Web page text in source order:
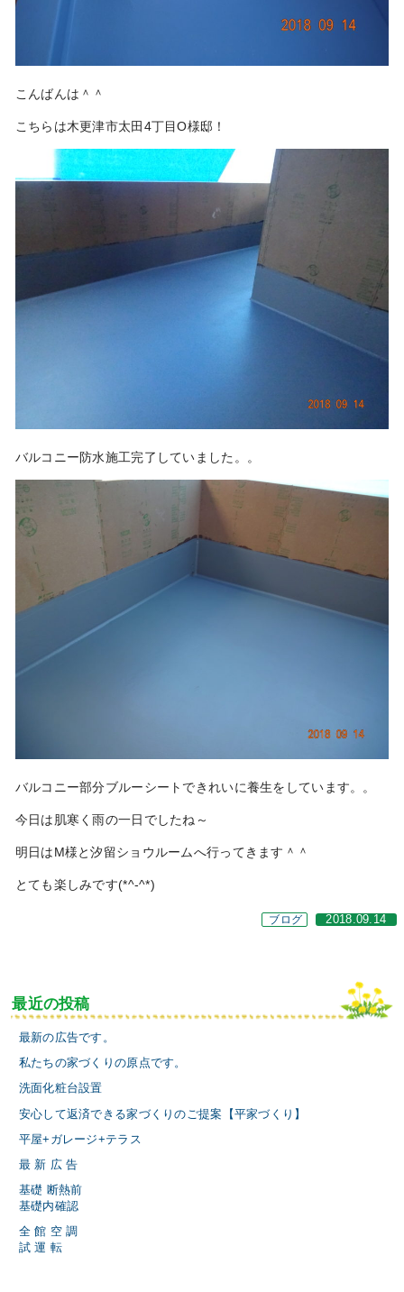
こんばんは＾＾
こちらは木更津市太田4丁目O様邸！
バルコニー防水施工完了していました。。
バルコニー部分ブルーシートできれいに養生をしています。。
今日は肌寒く雨の一日でしたね～
明日はM様と汐留ショウルームへ行ってきます＾＾
とても楽しみです(*^-^*)
ブログ 2018.09.14
最近の投稿
最新の広告です。
私たちの家づくりの原点です。
洗面化粧台設置
安心して返済できる家づくりのご提案【平家づくり】
平屋+ガレージ+テラス
最 新 広 告
基礎 断熱前
基礎内確認
全 館 空 調
試 運 転